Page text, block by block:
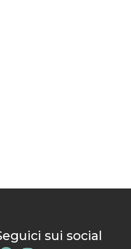
sui social